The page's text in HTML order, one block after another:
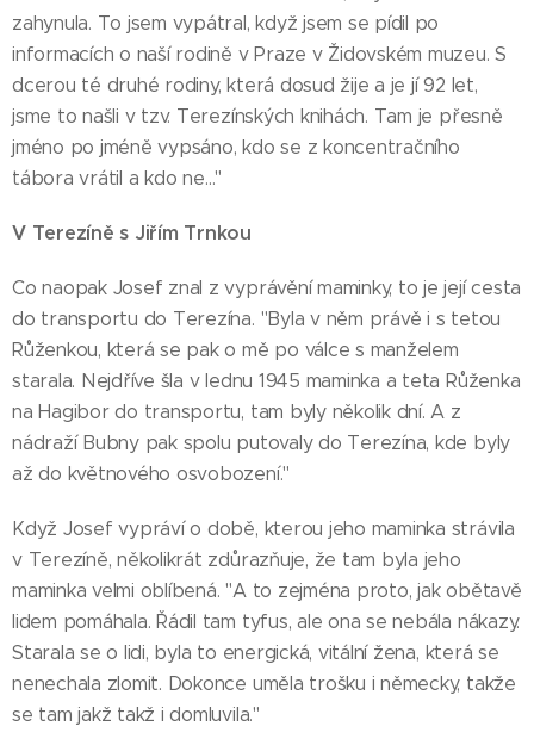
zahynula. To jsem vypátral, když jsem se pídil po
informacích o naší rodině v Praze v Židovském muzeu. S
dcerou té druhé rodiny, která dosud žije a je jí 92 let,
jsme to našli v tzv. Terezínských knihách. Tam je přesně
jméno po jméně vypsáno, kdo se z koncentračního
tábora vrátil a kdo ne…"
V Terezíně s Jiřím Trnkou
Co naopak Josef znal z vyprávění maminky, to je její cesta
do transportu do Terezína. "Byla v něm právě i s tetou
Růženkou, která se pak o mě po válce s manželem
starala. Nejdříve šla v lednu 1945 maminka a teta Růženka
na Hagibor do transportu, tam byly několik dní. A z
nádraží Bubny pak spolu putovaly do Terezína, kde byly
až do květnového osvobození."
Když Josef vypráví o době, kterou jeho maminka strávila
v Terezíně, několikrát zdůrazňuje, že tam byla jeho
maminka velmi oblíbená. "A to zejména proto, jak obětavě
lidem pomáhala. Řádil tam tyfus, ale ona se nebála nákazy.
Starala se o lidi, byla to energická, vitální žena, která se
nenechala zlomit. Dokonce uměla trošku i německy, takže
se tam jakž takž i domluvila."